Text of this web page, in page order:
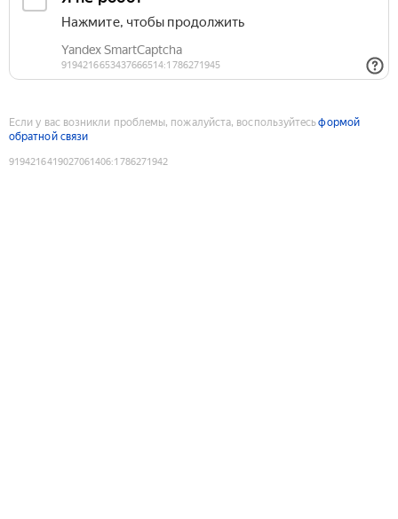
Если у вас возникли проблемы, пожалуйста, воспользуйтесьформой
обратной связи
9194216419027061406:1786271942